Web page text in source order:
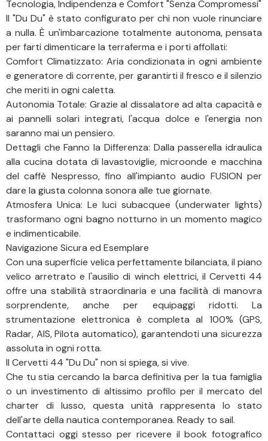
Tecnologia, Indipendenza e Comfort "Senza Compromessi"
Il "Du Du" è stato configurato per chi non vuole rinunciare
a nulla. È un'imbarcazione totalmente autonoma, pensata
per farti dimenticare la terraferma e i porti affollati:
Comfort Climatizzato: Aria condizionata in ogni ambiente
e generatore di corrente, per garantirti il fresco e il silenzio
che meriti in ogni caletta.
Autonomia Totale: Grazie al dissalatore ad alta capacità e
ai pannelli solari integrati, l'acqua dolce e l'energia non
saranno mai un pensiero.
Dettagli che Fanno la Differenza: Dalla passerella idraulica
alla cucina dotata di lavastoviglie, microonde e macchina
del caffè Nespresso, fino all'impianto audio FUSION per
dare la giusta colonna sonora alle tue giornate.
Atmosfera Unica: Le luci subacquee (underwater lights)
trasformano ogni bagno notturno in un momento magico
e indimenticabile.
Navigazione Sicura ed Esemplare
Con una superficie velica perfettamente bilanciata, il piano
velico arretrato e l'ausilio di winch elettrici, il Cervetti 44
offre una stabilità straordinaria e una facilità di manovra
sorprendente, anche per equipaggi ridotti. La
strumentazione elettronica è completa al 100% (GPS,
Radar, AIS, Pilota automatico), garantendoti una sicurezza
assoluta in ogni rotta.
Il Cervetti 44 "Du Du" non si spiega, si vive.
Che tu stia cercando la barca definitiva per la tua famiglia
o un investimento di altissimo profilo per il mercato del
charter di lusso, questa unità rappresenta lo stato
dell'arte della nautica contemporanea. Ready to sail.
Contattaci oggi stesso per ricevere il book fotografico